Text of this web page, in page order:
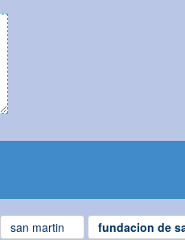
san martin fundacion de